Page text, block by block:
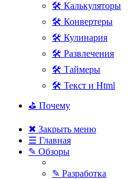
🛠 Калькуляторы
🛠 Конвертеры
🛠 Кулинария
🛠 Развлечения
🛠 Таймеры
🛠 Текст и Html
⛳ Почему
✖ Закрыть меню
☰ Главная
✎ Обзоры
✎ Разработка